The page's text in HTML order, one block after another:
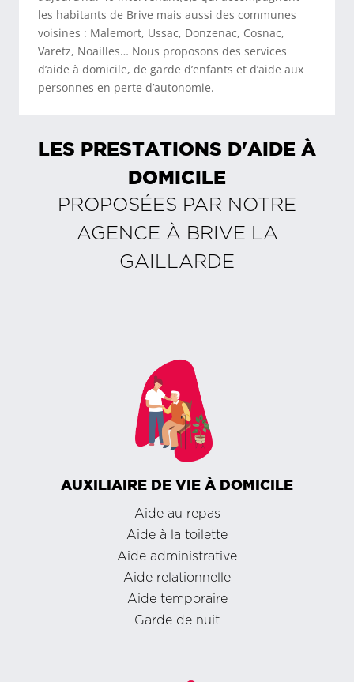
les habitants de Brive mais aussi des communes
voisines : Malemort, Ussac, Donzenac, Cosnac,
Varetz, Noailles… Nous proposons des services
d’aide à domicile, de garde d’enfants et d’aide aux
personnes en perte d’autonomie.
LES PRESTATIONS D'AIDE À
DOMICILE
PROPOSÉES PAR NOTRE
AGENCE À BRIVE LA
GAILLARDE
AUXILIAIRE DE VIE À DOMICILE
Aide au repas
Aide à la toilette
Aide administrative
Aide relationnelle
Aide temporaire
Garde de nuit